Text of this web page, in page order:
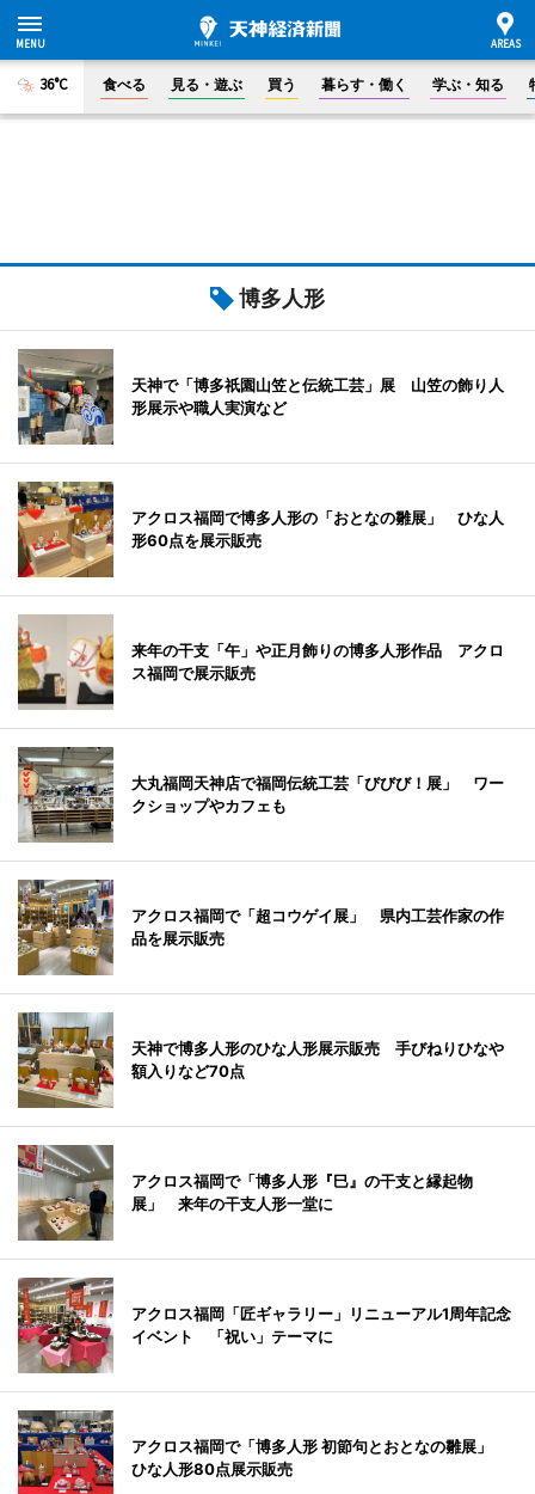
36°C 食べる 見る・遊ぶ 買う 暮らす・働く 学ぶ・知る
博多人形
天神で「博多祇園山笠と伝統工芸」展 山笠の飾り人
形展示や職人実演など
アクロス福岡で博多人形の「おとなの雛展」 ひな人
形60点を展示販売
来年の干支「午」や正月飾りの博多人形作品 アクロ
ス福岡で展示販売
大丸福岡天神店で福岡伝統工芸「びびび！展」 ワー
クショップやカフェも
アクロス福岡で「超コウゲイ展」 県内工芸作家の作
品を展示販売
天神で博多人形のひな人形展示販売 手びねりひなや
額入りなど70点
アクロス福岡で「博多人形『巳』の干支と縁起物
展」 来年の干支人形一堂に
アクロス福岡「匠ギャラリー」リニューアル1周年記念
イベント 「祝い」テーマに
アクロス福岡で「博多人形 初節句とおとなの雛展」
ひな人形80点展示販売